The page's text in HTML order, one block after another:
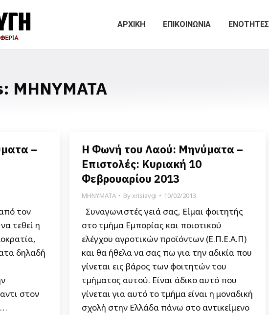
ΑΡΧΙΚΗ ΕΠΙΚΟΙΝΩΝΙΑ ΕΝΟΤΗΤΕΣ
ΜΗΝΥΜΑΤΑ
–
τον
τεθεί η
δηλαδή
στον
Η Φωνή του Λαού: Μηνύματα –
Επιστολές: Κυριακή 10
Φεβρουαρίου 2013
ΜΗΝΥΜΑΤΑ Byxrisiavgi 10/02/2013
Συναγωνιστές γειά σας, Είμαι φοιτητής
στο τμήμα Εμπορίας και ποιοτικού
ελέγχου αγροτικών προϊόντων (Ε.Π.Ε.Α.Π)
και θα ήθελα να σας πω για την αδικία που
γίνεται εις βάρος των φοιτητών του
τμήματος αυτού. Είναι άδικο αυτό που
γίνεται για αυτό το τμήμα είναι η μοναδική
σχολή στην Ελλάδα πάνω στο αντικείμενο